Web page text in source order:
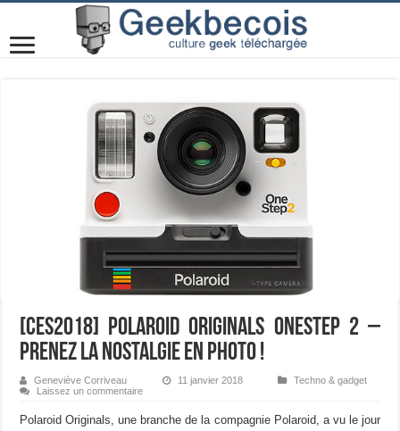
[CES2018] Polaroid Originals OneStep 2 –
Prenez la nostalgie en photo !
Geneviève Corriveau 11 janvier 2018
Techno & gadget
Laissez un commentaire
Polaroid Originals, une branche de la compagnie Polaroid, a vu le jour